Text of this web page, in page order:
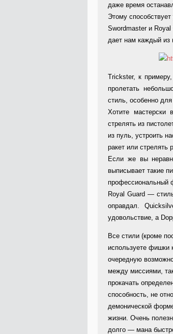
даже время
Этому
Swordmaster и
дает нам каждый из
Trickster, к примеру,
пролетать
стиль, особенно
Хотите мастерски
стрелять из
из пуль, устроить
ракет или стрелять
Если же вы
выписывает такие
профессиональный
Royal Guard —
оправдал.
удовольствие, а
Все стили (кроме
используете фишки
очередную
между миссиями,
прокачать
способность, не
демонической
жизни. Очень
долго — мана